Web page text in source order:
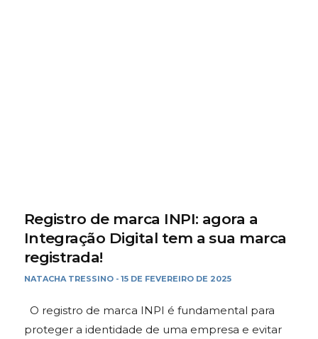
Registro de marca INPI: agora a
Integração Digital tem a sua marca
registrada!
NATACHA TRESSINO - 15 DE FEVEREIRO DE 2025
O registro de marca INPI é fundamental para
proteger a identidade de uma empresa e evitar